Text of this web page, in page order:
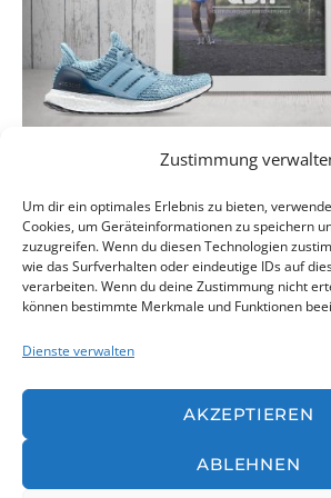
Zustimmung
Um dir ein optimales Erlebnis zu bieten,
Cookies, um Geräteinformationen zu speichern
zuzugreifen. Wenn du diesen Technologien
wie das Surfverhalten oder eindeutige IDs auf
verarbeiten. Wenn du deine Zustimmung nicht
können bestimmte Merkmale und Funktionen
Dienste verwalten
AKZEPTIEREN
ABLEHNEN
Website & Videoproduktion
© devbite |AGB|Datenschutz|